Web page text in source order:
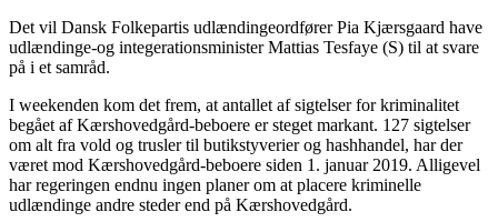
Det vil Dansk Folkepartis udlændingeordfører Pia Kjærsgaard have
udlændinge-og integerationsminister Mattias Tesfaye (S) til at svare
på i et samråd.
I weekenden kom det frem, at antallet af sigtelser for kriminalitet
begået af Kærshovedgård-beboere er steget markant. 127 sigtelser
om alt fra vold og trusler til butikstyverier og hashhandel, har der
været mod Kærshovedgård-beboere siden 1. januar 2019. Alligevel
har regeringen endnu ingen planer om at placere kriminelle
udlændinge andre steder end på Kærshovedgård.